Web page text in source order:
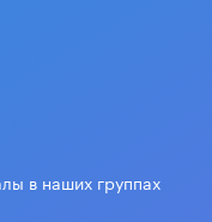
в наших группах